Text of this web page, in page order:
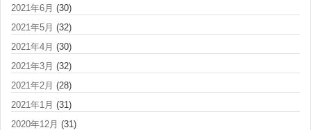
2021年6月 (30)
2021年5月 (32)
2021年4月 (30)
2021年3月 (32)
2021年2月 (28)
2021年1月 (31)
2020年12月 (31)